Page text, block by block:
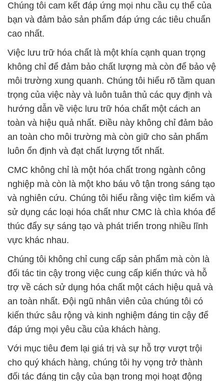
Chúng tôi cam kết đáp ứng mọi nhu cầu cụ thể của
bạn và đảm bảo sản phẩm đáp ứng các tiêu chuẩn
cao nhất.
Việc lưu trữ hóa chất là một khía cạnh quan trọng
không chỉ để đảm bảo chất lượng mà còn để bảo vệ
môi trường xung quanh. Chúng tôi hiểu rõ tầm quan
trọng của việc này và luôn tuân thủ các quy định và
hướng dẫn về việc lưu trữ hóa chất một cách an
toàn và hiệu quả nhất. Điều này không chỉ đảm bảo
an toàn cho môi trường mà còn giữ cho sản phẩm
luôn ổn định và đạt chất lượng tốt nhất.
CMC không chỉ là một hóa chất trong ngành công
nghiệp mà còn là một kho báu vô tận trong sáng tạo
và nghiên cứu. Chúng tôi hiểu rằng việc tìm kiếm và
sử dụng các loại hóa chất như CMC là chìa khóa để
thúc đẩy sự sáng tạo và phát triển trong nhiều lĩnh
vực khác nhau.
Chúng tôi không chỉ cung cấp sản phẩm mà còn là
đối tác tin cậy trong việc cung cấp kiến thức và hỗ
trợ về cách sử dụng hóa chất một cách hiệu quả và
an toàn nhất. Đội ngũ nhân viên của chúng tôi có
kiến thức sâu rộng và kinh nghiệm đáng tin cậy để
đáp ứng mọi yêu cầu của khách hàng.
Với mục tiêu đem lại giá trị và sự hỗ trợ vượt trội
cho quý khách hàng, chúng tôi hy vọng trở thành
đối tác đáng tin cậy của bạn trong mọi hoạt động